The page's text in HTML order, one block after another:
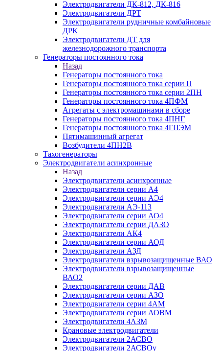
Электродвигатели ДК-812, ДК-816
Электродвигатели ДРТ
Электродвигатели рудничные комбайновые
ДРК
Электродвигатели ДТ для
железнодорожного транспорта
Генераторы постоянного тока
Назад
Генераторы постоянного тока
Генераторы постоянного тока серии П
Генераторы постоянного тока серии 2ПН
Генераторы постоянного тока 4ПФМ
Агрегаты с электромашинами в сборе
Генераторы постоянного тока 4ПНГ
Генераторы постоянного тока 4ГПЭМ
Пятимашинный агрегат
Возбудители 4ПН2В
Тахогенераторы
Электродвигатели асинхронные
Назад
Электродвигатели асинхронные
Электродвигатели серии А4
Электродвигатели серии АЭ4
Электродвигатели АЭ-113
Электродвигатели серии АО4
Электродвигатели серии ДАЗО
Электродвигатели АК4
Электродвигатели серии АОД
Электродвигатели АЗД
Электродвигатели взрывозащищенные ВАО
Электродвигатели взрывозащищенные
ВАО2
Электродвигатели серии ДАВ
Электродвигатели серии АЗО
Электродвигатели серии 4АМ
Электродвигатели серии АОВМ
Электродвигатели 4АЗМ
Крановые электродвигатели
Электродвигатели 2АСВО
Электродвигатели 2АСВОу